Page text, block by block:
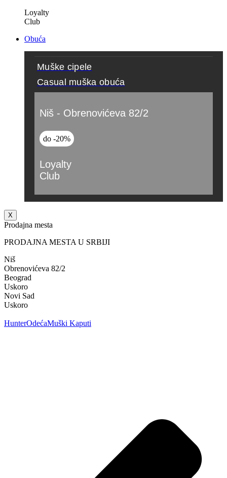
Loyalty
Club
Obuća
Muške cipele
Casual muška obuća
Niš - Obrenovićeva 82/2
do -20%
Loyalty
Club
X
Prodajna mesta
PRODAJNA MESTA U SRBIJI
Niš
Obrenovićeva 82/2
Beograd
Uskoro
Novi Sad
Uskoro
HunterOdećaMuški Kaputi